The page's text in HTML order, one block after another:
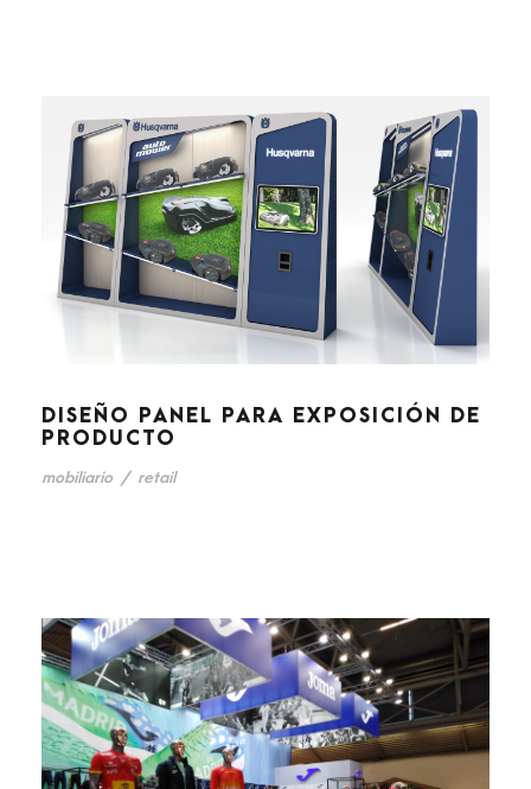
DISEÑO PANEL PARA EXPOSICIÓN DE
PRODUCTO
mobiliario / retail